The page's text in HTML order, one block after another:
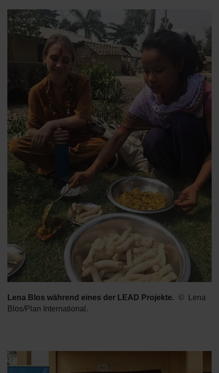
Lena Blos während eines der LEAD Projekte.
Lena
Blos/Plan International.